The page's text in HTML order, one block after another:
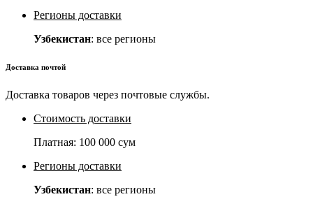
Регионы доставки
Узбекистан: все регионы
Доставка почтой
Доставка товаров через почтовые службы.
Стоимость доставки
Платная: 100 000 сум
Регионы доставки
Узбекистан: все регионы